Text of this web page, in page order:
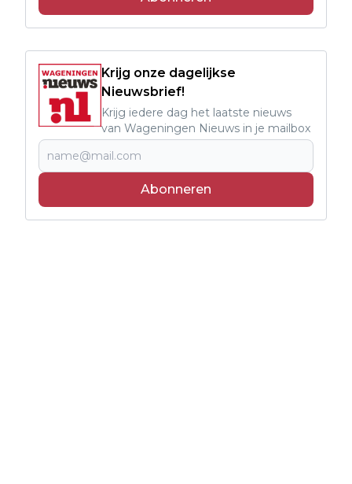
Krijg onze dagelijkse
Nieuwsbrief!
Krijg iedere dag het laatste nieuws
van Wageningen Nieuws in je mailbox
Abonneren